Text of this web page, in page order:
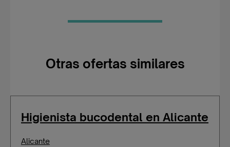
Otras ofertas similares
Higienista bucodental en Alicante
Alicante